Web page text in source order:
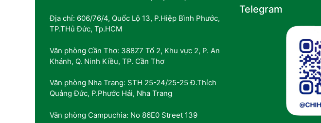
Địa chỉ: 606/76/4, Quốc Lộ 13, P.Hiệp Bình Phước,
TP.THủ Đức, Tp.HCM
Văn phòng Cần Thơ: 388Z7 Tổ 2, Khu vực 2, P. An
Khánh, Q. Ninh Kiều, TP. Cần Thơ
Văn phòng Nha Trang: STH 25-24/25-25 Đ.Thích
Quảng Đức, P.Phước Hải, Nha Trang
Văn phòng Campuchia: No 86E0 Street 139
Telegram